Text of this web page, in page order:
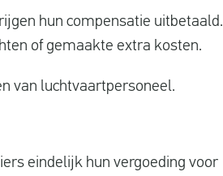
hun compensatie uitbetaald.
of gemaakte extra kosten.
van luchtvaartpersoneel.
eindelijk hun vergoeding voor